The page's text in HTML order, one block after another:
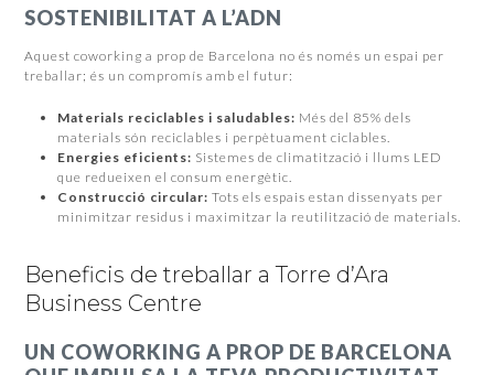
SOSTENIBILITAT A L’ADN
Aquest coworking a prop de Barcelona no és només un espai per
treballar; és un compromís amb el futur:
Materials reciclables i saludables: Més del 85% dels
materials són reciclables i perpètuament ciclables.
Energies eficients: Sistemes de climatització i llums LED
que redueixen el consum energètic.
Construcció circular:Tots els espais estan dissenyats per
minimitzar residus i maximitzar la reutilització de materials.
Beneficis de treballar a Torre d’Ara
Business Centre
UN COWORKING A PROP DE BARCELONA